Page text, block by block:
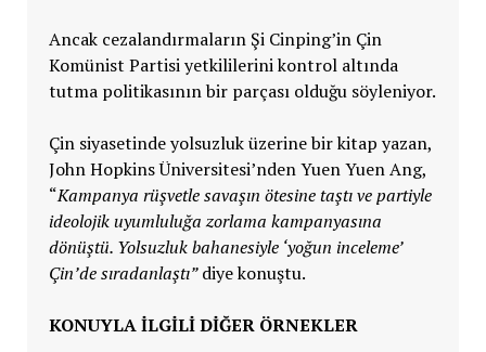
Ancak cezalandırmaların Şi Cinping’in Çin
Komünist Partisi yetkililerini kontrol altında
tutma politikasının bir parçası olduğu söyleniyor.
Çin siyasetinde yolsuzluk üzerine bir kitap yazan,
John Hopkins Üniversitesi’nden Yuen Yuen Ang,
“Kampanya rüşvetle savaşın ötesine taştı ve partiyle
ideolojik uyumluluğa zorlama kampanyasına
dönüştü. Yolsuzluk bahanesiyle ‘yoğun inceleme’
Çin’de sıradanlaştı”diye konuştu.
KONUYLA İLGİLİ DİĞER ÖRNEKLER